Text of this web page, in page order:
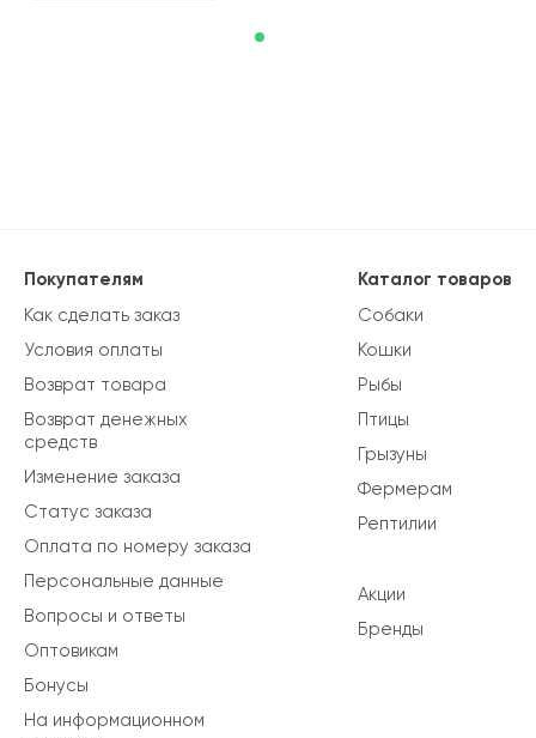
Каталог товаров
Собаки
Кошки
Рыбы
Птицы
Грызуны
Фермерам
Рептилии
Акции
Бренды
Покупателям
Как сделать заказ
Условия оплаты
Возврат товара
Возврат денежных
средств
Изменение заказа
Статус заказа
Оплата по номеру заказа
Персональные данные
Вопросы и ответы
Оптовикам
Бонусы
На информационном